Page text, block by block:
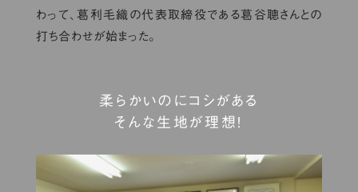
わって、葛利毛織の代表取締役である葛谷聰さんとの
打ち合わせが始まった。
柔らかいのにコシがある
そんな生地が理想！